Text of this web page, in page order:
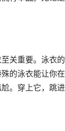
关重要。泳衣
的泳衣能让你
。穿上它，跳